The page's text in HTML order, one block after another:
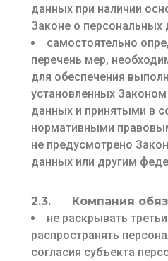
данных при наличии
Законе о персональных
самостоятельно
перечень мер,
для обеспечения
установленных
данных и принятыми в
нормативными
не предусмотрено
данных или другим
2.3. Компания
не раскрывать
распространять
согласия субъекта